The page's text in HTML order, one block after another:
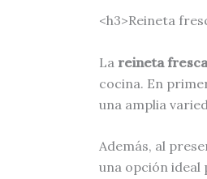
<h3>Reineta
La reineta
cocina. En
una amplia
Además, al
una opción ideal